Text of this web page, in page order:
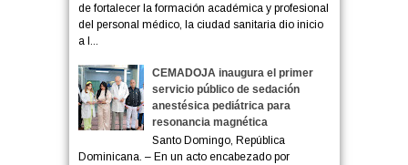
de fortalecer la formación académica y profesional
del personal médico, la ciudad sanitaria dio inicio
a l...
CEMADOJA inaugura el primer
servicio público de sedación
anestésica pediátrica para
resonancia magnética
Santo Domingo, República
Dominicana. – En un acto encabezado por